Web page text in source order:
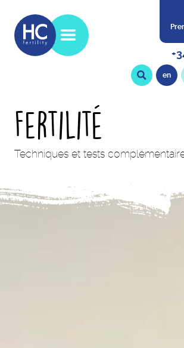
en
Fertilité
Techniques et tests